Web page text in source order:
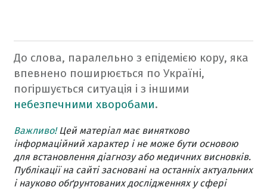
До слова, паралельно з епідемією кору, яка
впевнено поширюється по Україні,
погіршується ситуація і з іншими
небезпечними хворобами.
Важливо!Цей матеріал має винятково
інформаційний характер і не може бути основою
для встановлення діагнозу або медичних висновків.
Публікації на сайті засновані на останніх актуальних
і науково обґрунтованих дослідженнях у сфері